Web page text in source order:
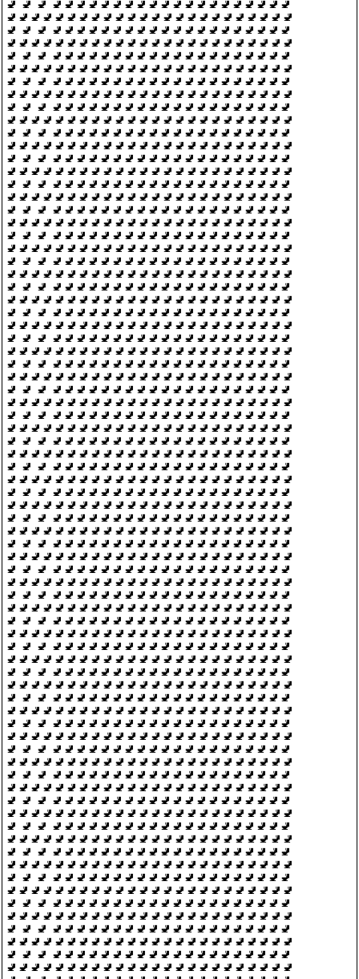
🚽 🚽 🚽 🚽🚽🚽🚽🚽🚽🚽🚽🚽🚽🚽🚽🚽🚽🚽🚽🚽🚽🚽🚽
🚽🚽🚽🚽🚽🚽🚽🚽🚽🚽🚽🚽🚽🚽🚽🚽🚽🚽🚽🚽🚽🚽🚽🚽
🚽 🚽 🚽 🚽🚽🚽🚽🚽🚽🚽🚽🚽🚽🚽🚽🚽🚽🚽🚽🚽🚽🚽🚽
🚽🚽🚽🚽🚽🚽🚽🚽🚽🚽🚽🚽🚽🚽🚽🚽🚽🚽🚽🚽🚽🚽🚽🚽
🚽 🚽 🚽 🚽🚽🚽🚽🚽🚽🚽🚽🚽🚽🚽🚽🚽🚽🚽🚽🚽🚽🚽🚽
🚽🚽🚽🚽🚽🚽🚽🚽🚽🚽🚽🚽🚽🚽🚽🚽🚽🚽🚽🚽🚽🚽🚽🚽
🚽 🚽 🚽 🚽🚽🚽🚽🚽🚽🚽🚽🚽🚽🚽🚽🚽🚽🚽🚽🚽🚽🚽🚽
🚽🚽🚽🚽🚽🚽🚽🚽🚽🚽🚽🚽🚽🚽🚽🚽🚽🚽🚽🚽🚽🚽🚽🚽
🚽 🚽 🚽 🚽🚽🚽🚽🚽🚽🚽🚽🚽🚽🚽🚽🚽🚽🚽🚽🚽🚽🚽🚽
🚽🚽🚽🚽🚽🚽🚽🚽🚽🚽🚽🚽🚽🚽🚽🚽🚽🚽🚽🚽🚽🚽🚽🚽
🚽 🚽 🚽 🚽🚽🚽🚽🚽🚽🚽🚽🚽🚽🚽🚽🚽🚽🚽🚽🚽🚽🚽🚽
🚽🚽🚽🚽🚽🚽🚽🚽🚽🚽🚽🚽🚽🚽🚽🚽🚽🚽🚽🚽🚽🚽🚽🚽
🚽 🚽 🚽 🚽🚽🚽🚽🚽🚽🚽🚽🚽🚽🚽🚽🚽🚽🚽🚽🚽🚽🚽🚽
🚽🚽🚽🚽🚽🚽🚽🚽🚽🚽🚽🚽🚽🚽🚽🚽🚽🚽🚽🚽🚽🚽🚽🚽
🚽 🚽 🚽 🚽🚽🚽🚽🚽🚽🚽🚽🚽🚽🚽🚽🚽🚽🚽🚽🚽🚽🚽🚽
🚽🚽🚽🚽🚽🚽🚽🚽🚽🚽🚽🚽🚽🚽🚽🚽🚽🚽🚽🚽🚽🚽🚽🚽
🚽 🚽 🚽 🚽🚽🚽🚽🚽🚽🚽🚽🚽🚽🚽🚽🚽🚽🚽🚽🚽🚽🚽🚽
🚽🚽🚽🚽🚽🚽🚽🚽🚽🚽🚽🚽🚽🚽🚽🚽🚽🚽🚽🚽🚽🚽🚽🚽
🚽 🚽 🚽 🚽🚽🚽🚽🚽🚽🚽🚽🚽🚽🚽🚽🚽🚽🚽🚽🚽🚽🚽🚽
🚽🚽🚽🚽🚽🚽🚽🚽🚽🚽🚽🚽🚽🚽🚽🚽🚽🚽🚽🚽🚽🚽🚽🚽
🚽 🚽 🚽 🚽🚽🚽🚽🚽🚽🚽🚽🚽🚽🚽🚽🚽🚽🚽🚽🚽🚽🚽🚽
🚽🚽🚽🚽🚽🚽🚽🚽🚽🚽🚽🚽🚽🚽🚽🚽🚽🚽🚽🚽🚽🚽🚽🚽
🚽 🚽 🚽 🚽🚽🚽🚽🚽🚽🚽🚽🚽🚽🚽🚽🚽🚽🚽🚽🚽🚽🚽🚽
🚽🚽🚽🚽🚽🚽🚽🚽🚽🚽🚽🚽🚽🚽🚽🚽🚽🚽🚽🚽🚽🚽🚽🚽
🚽 🚽 🚽 🚽🚽🚽🚽🚽🚽🚽🚽🚽🚽🚽🚽🚽🚽🚽🚽🚽🚽🚽🚽
🚽🚽🚽🚽🚽🚽🚽🚽🚽🚽🚽🚽🚽🚽🚽🚽🚽🚽🚽🚽🚽🚽🚽🚽
🚽 🚽 🚽 🚽🚽🚽🚽🚽🚽🚽🚽🚽🚽🚽🚽🚽🚽🚽🚽🚽🚽🚽🚽
🚽🚽🚽🚽🚽🚽🚽🚽🚽🚽🚽🚽🚽🚽🚽🚽🚽🚽🚽🚽🚽🚽🚽🚽
🚽 🚽 🚽 🚽🚽🚽🚽🚽🚽🚽🚽🚽🚽🚽🚽🚽🚽🚽🚽🚽🚽🚽🚽
🚽🚽🚽🚽🚽🚽🚽🚽🚽🚽🚽🚽🚽🚽🚽🚽🚽🚽🚽🚽🚽🚽🚽🚽
🚽 🚽 🚽 🚽🚽🚽🚽🚽🚽🚽🚽🚽🚽🚽🚽🚽🚽🚽🚽🚽🚽🚽🚽
🚽🚽🚽🚽🚽🚽🚽🚽🚽🚽🚽🚽🚽🚽🚽🚽🚽🚽🚽🚽🚽🚽🚽🚽
🚽 🚽 🚽 🚽🚽🚽🚽🚽🚽🚽🚽🚽🚽🚽🚽🚽🚽🚽🚽🚽🚽🚽🚽
🚽🚽🚽🚽🚽🚽🚽🚽🚽🚽🚽🚽🚽🚽🚽🚽🚽🚽🚽🚽🚽🚽🚽🚽
🚽 🚽 🚽 🚽🚽🚽🚽🚽🚽🚽🚽🚽🚽🚽🚽🚽🚽🚽🚽🚽🚽🚽🚽
🚽🚽🚽🚽🚽🚽🚽🚽🚽🚽🚽🚽🚽🚽🚽🚽🚽🚽🚽🚽🚽🚽🚽🚽
🚽 🚽 🚽 🚽🚽🚽🚽🚽🚽🚽🚽🚽🚽🚽🚽🚽🚽🚽🚽🚽🚽🚽🚽
🚽🚽🚽🚽🚽🚽🚽🚽🚽🚽🚽🚽🚽🚽🚽🚽🚽🚽🚽🚽🚽🚽🚽🚽
🚽 🚽 🚽 🚽🚽🚽🚽🚽🚽🚽🚽🚽🚽🚽🚽🚽🚽🚽🚽🚽🚽🚽🚽
🚽🚽🚽🚽🚽🚽🚽🚽🚽🚽🚽🚽🚽🚽🚽🚽🚽🚽🚽🚽🚽🚽🚽🚽
🚽 🚽 🚽 🚽🚽🚽🚽🚽🚽🚽🚽🚽🚽🚽🚽🚽🚽🚽🚽🚽🚽🚽🚽
🚽🚽🚽🚽🚽🚽🚽🚽🚽🚽🚽🚽🚽🚽🚽🚽🚽🚽🚽🚽🚽🚽🚽🚽
🚽 🚽 🚽 🚽🚽🚽🚽🚽🚽🚽🚽🚽🚽🚽🚽🚽🚽🚽🚽🚽🚽🚽🚽
🚽🚽🚽🚽🚽🚽🚽🚽🚽🚽🚽🚽🚽🚽🚽🚽🚽🚽🚽🚽🚽🚽🚽🚽
🚽 🚽 🚽 🚽🚽🚽🚽🚽🚽🚽🚽🚽🚽🚽🚽🚽🚽🚽🚽🚽🚽🚽🚽
🚽🚽🚽🚽🚽🚽🚽🚽🚽🚽🚽🚽🚽🚽🚽🚽🚽🚽🚽🚽🚽🚽🚽🚽
🚽 🚽 🚽 🚽🚽🚽🚽🚽🚽🚽🚽🚽🚽🚽🚽🚽🚽🚽🚽🚽🚽🚽🚽
🚽🚽🚽🚽🚽🚽🚽🚽🚽🚽🚽🚽🚽🚽🚽🚽🚽🚽🚽🚽🚽🚽🚽🚽
🚽 🚽 🚽 🚽🚽🚽🚽🚽🚽🚽🚽🚽🚽🚽🚽🚽🚽🚽🚽🚽🚽🚽🚽
🚽🚽🚽🚽🚽🚽🚽🚽🚽🚽🚽🚽🚽🚽🚽🚽🚽🚽🚽🚽🚽🚽🚽🚽
🚽 🚽 🚽 🚽🚽🚽🚽🚽🚽🚽🚽🚽🚽🚽🚽🚽🚽🚽🚽🚽🚽🚽🚽
🚽🚽🚽🚽🚽🚽🚽🚽🚽🚽🚽🚽🚽🚽🚽🚽🚽🚽🚽🚽🚽🚽🚽🚽
🚽 🚽 🚽 🚽🚽🚽🚽🚽🚽🚽🚽🚽🚽🚽🚽🚽🚽🚽🚽🚽🚽🚽🚽
🚽🚽🚽🚽🚽🚽🚽🚽🚽🚽🚽🚽🚽🚽🚽🚽🚽🚽🚽🚽🚽🚽🚽🚽
🚽 🚽 🚽 🚽🚽🚽🚽🚽🚽🚽🚽🚽🚽🚽🚽🚽🚽🚽🚽🚽🚽🚽🚽
🚽🚽🚽🚽🚽🚽🚽🚽🚽🚽🚽🚽🚽🚽🚽🚽🚽🚽🚽🚽🚽🚽🚽🚽
🚽 🚽 🚽 🚽🚽🚽🚽🚽🚽🚽🚽🚽🚽🚽🚽🚽🚽🚽🚽🚽🚽🚽🚽
🚽🚽🚽🚽🚽🚽🚽🚽🚽🚽🚽🚽🚽🚽🚽🚽🚽🚽🚽🚽🚽🚽🚽🚽
🚽 🚽 🚽 🚽🚽🚽🚽🚽🚽🚽🚽🚽🚽🚽🚽🚽🚽🚽🚽🚽🚽🚽🚽
🚽🚽🚽🚽🚽🚽🚽🚽🚽🚽🚽🚽🚽🚽🚽🚽🚽🚽🚽🚽🚽🚽🚽🚽
🚽 🚽 🚽 🚽🚽🚽🚽🚽🚽🚽🚽🚽🚽🚽🚽🚽🚽🚽🚽🚽🚽🚽🚽
🚽🚽🚽🚽🚽🚽🚽🚽🚽🚽🚽🚽🚽🚽🚽🚽🚽🚽🚽🚽🚽🚽🚽🚽
🚽 🚽 🚽 🚽🚽🚽🚽🚽🚽🚽🚽🚽🚽🚽🚽🚽🚽🚽🚽🚽🚽🚽🚽
🚽🚽🚽🚽🚽🚽🚽🚽🚽🚽🚽🚽🚽🚽🚽🚽🚽🚽🚽🚽🚽🚽🚽🚽
🚽 🚽 🚽 🚽🚽🚽🚽🚽🚽🚽🚽🚽🚽🚽🚽🚽🚽🚽🚽🚽🚽🚽🚽
🚽🚽🚽🚽🚽🚽🚽🚽🚽🚽🚽🚽🚽🚽🚽🚽🚽🚽🚽🚽🚽🚽🚽🚽
🚽 🚽 🚽 🚽🚽🚽🚽🚽🚽🚽🚽🚽🚽🚽🚽🚽🚽🚽🚽🚽🚽🚽🚽
🚽🚽🚽🚽🚽🚽🚽🚽🚽🚽🚽🚽🚽🚽🚽🚽🚽🚽🚽🚽🚽🚽🚽🚽
🚽 🚽 🚽 🚽🚽🚽🚽🚽🚽🚽🚽🚽🚽🚽🚽🚽🚽🚽🚽🚽🚽🚽🚽
🚽🚽🚽🚽🚽🚽🚽🚽🚽🚽🚽🚽🚽🚽🚽🚽🚽🚽🚽🚽🚽🚽🚽🚽
🚽 🚽 🚽 🚽🚽🚽🚽🚽🚽🚽🚽🚽🚽🚽🚽🚽🚽🚽🚽🚽🚽🚽🚽
🚽🚽🚽🚽🚽🚽🚽🚽🚽🚽🚽🚽🚽🚽🚽🚽🚽🚽🚽🚽🚽🚽🚽🚽
🚽 🚽 🚽 🚽🚽🚽🚽🚽🚽🚽🚽🚽🚽🚽🚽🚽🚽🚽🚽🚽🚽🚽🚽
🚽🚽🚽🚽🚽🚽🚽🚽🚽🚽🚽🚽🚽🚽🚽🚽🚽🚽🚽🚽🚽🚽🚽🚽
🚽 🚽 🚽 🚽🚽🚽🚽🚽🚽🚽🚽🚽🚽🚽🚽🚽🚽🚽🚽🚽🚽🚽🚽
🚽🚽🚽🚽🚽🚽🚽🚽🚽🚽🚽🚽🚽🚽🚽🚽🚽🚽🚽🚽🚽🚽🚽🚽